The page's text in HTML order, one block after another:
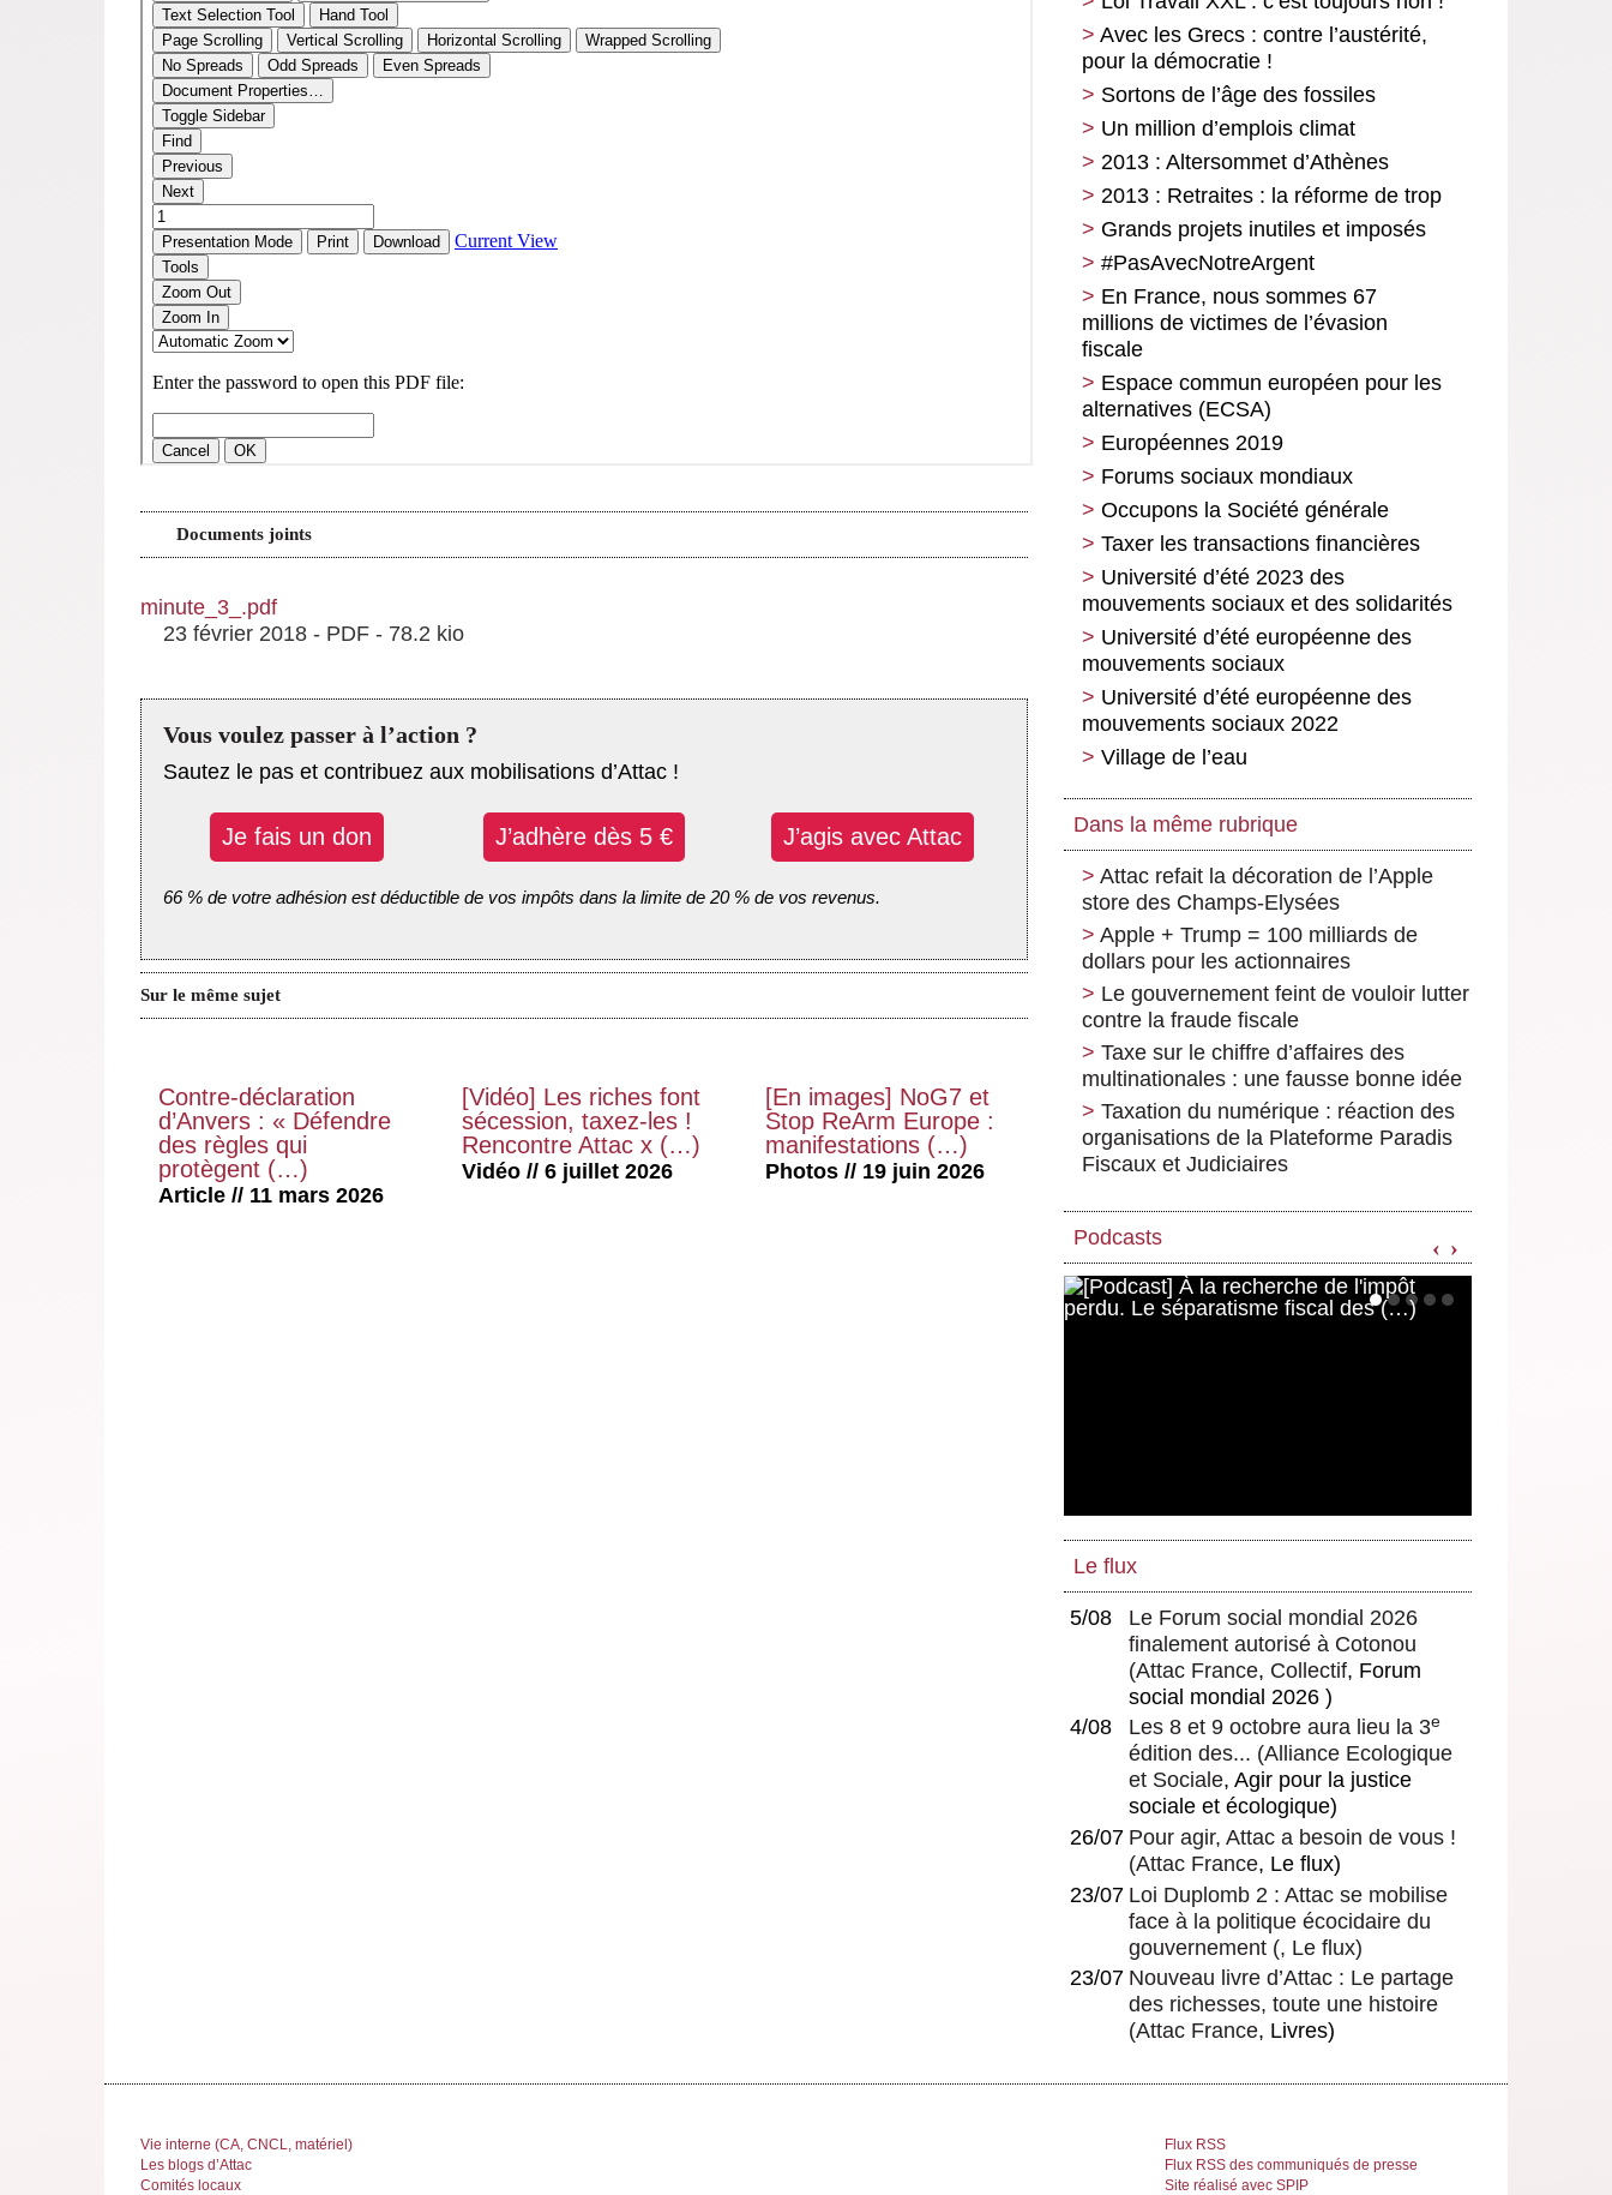
Documents joints
minute_3_.pdf
23 février 2018 - PDF - 78.2 kio
Vous voulez passer à l’action ?
Sautez le pas et contribuez aux mobilisations d’Attac !
Je fais un don J’adhère dès 5 € J’agis avec Attac
66 % de votre adhésion est déductible de vos impôts dans la limite de 20 % de vos revenus.
Sur le même sujet
Contre-déclaration
d’Anvers : « Défendre
des règles qui
protègent (…)
Article // 11 mars 2026
[Vidéo] Les riches font
sécession, taxez-les !
Rencontre Attac x (…)
Vidéo // 6 juillet 2026
[En images] NoG7 et
Stop ReArm Europe :
manifestations (…)
Photos // 19 juin 2026
Avec les Grecs : contre l’austérité,
pour la démocratie !
Sortons de l’âge des fossiles
Un million d’emplois climat
2013 : Altersommet d’Athènes
2013 : Retraites : la réforme de trop
Grands projets inutiles et imposés
#PasAvecNotreArgent
En France, nous sommes 67
millions de victimes de l’évasion
fiscale
Espace commun européen pour les
alternatives (ECSA)
Européennes 2019
Forums sociaux mondiaux
Occupons la Société générale
Taxer les transactions financières
Université d’été 2023 des
mouvements sociaux et des solidarités
Université d’été européenne des
mouvements sociaux
Université d’été européenne des
mouvements sociaux 2022
Village de l’eau
Dans la même rubrique
Attac refait la décoration de l’Apple
store des Champs-Elysées
Apple + Trump = 100 milliards de
dollars pour les actionnaires
Le gouvernement feint de vouloir lutter
contre la fraude fiscale
Taxe sur le chiffre d’affaires des
multinationales : une fausse bonne idée
Taxation du numérique : réaction des
organisations de la Plateforme Paradis
Fiscaux et Judiciaires
Podcasts ‹ ›
Le flux
5/08
Le Forum social mondial 2026
finalement autorisé à Cotonou
(Attac France, Collectif, Forum
social mondial 2026 )
4/08
Les 8 et 9 octobre aura lieu la 3e
édition des... (Alliance Ecologique
et Sociale, Agir pour la justice
sociale et écologique)
26/07 Pour agir, Attac a besoin de vous !
(Attac France, Le flux)
23/07 Loi Duplomb 2 : Attac se mobilise
face à la politique écocidaire du
gouvernement (, Le flux)
23/07 Nouveau livre d’Attac : Le partage
des richesses, toute une histoire
(Attac France, Livres)
Vie interne (CA, CNCL, matériel)
Les blogs d’Attac
Comités locaux
Flux RSS
Flux RSS des communiqués de presse
Site réalisé avec SPIP